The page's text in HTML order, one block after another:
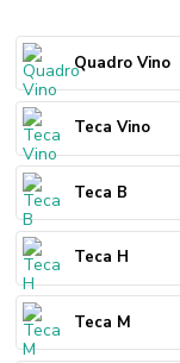
Quadro Vino
Teca Vino
Teca B
Teca H
Teca M